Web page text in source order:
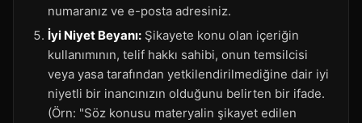
numaranız ve e-posta adresiniz.
İyi Niyet Beyanı: Şikayete konu olan içeriğin
kullanımının, telif hakkı sahibi, onun temsilcisi
veya yasa tarafından yetkilendirilmediğine dair iyi
niyetli bir inancınızın olduğunu belirten bir ifade.
(Örn: "Söz konusu materyalin şikayet edilen